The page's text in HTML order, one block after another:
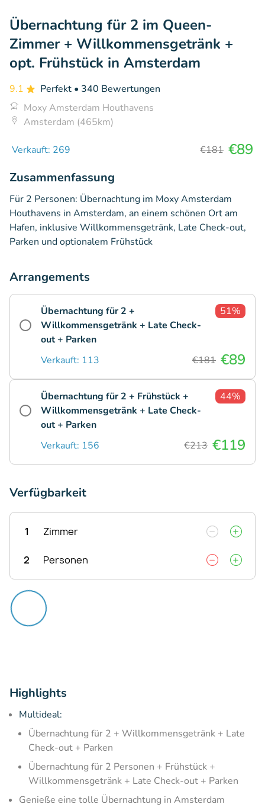
Übernachtung für 2 im Queen-
Zimmer + Willkommensgetränk +
opt. Frühstück in Amsterdam
9.1 Perfekt • 340 Bewertungen
Moxy Amsterdam Houthavens
Amsterdam (465km)
Verkauft: 269 €181 €89
Zusammenfassung
Für 2 Personen: Übernachtung im Moxy Amsterdam
Houthavens in Amsterdam, an einem schönen Ort am
Hafen, inklusive Willkommensgetränk, Late Check-out,
Parken und optionalem Frühstück
Arrangements
Übernachtung für 2 +
Willkommensgetränk + Late Check-
out + Parken
51%
Verkauft: 113 €181 €89
Übernachtung für 2 + Frühstück +
Willkommensgetränk + Late Check-
out + Parken
44%
Verkauft: 156 €213 €119
Verfügbarkeit
1 Zimmer
2 Personen
Highlights
Multideal:
Übernachtung für 2 + Willkommensgetränk + Late
Check-out + Parken
Übernachtung für 2 Personen + Frühstück +
Willkommensgetränk + Late Check-out + Parken
Genieße eine tolle Übernachtung in Amsterdam